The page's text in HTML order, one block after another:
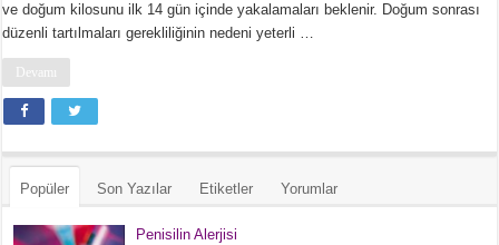
ve doğum kilosunu ilk 14 gün içinde yakalamaları beklenir. Doğum sonrası
düzenli tartılmaları gerekliliğinin nedeni yeterli …
Devamı
Popüler Son Yazılar Etiketler Yorumlar
Penisilin Alerjisi